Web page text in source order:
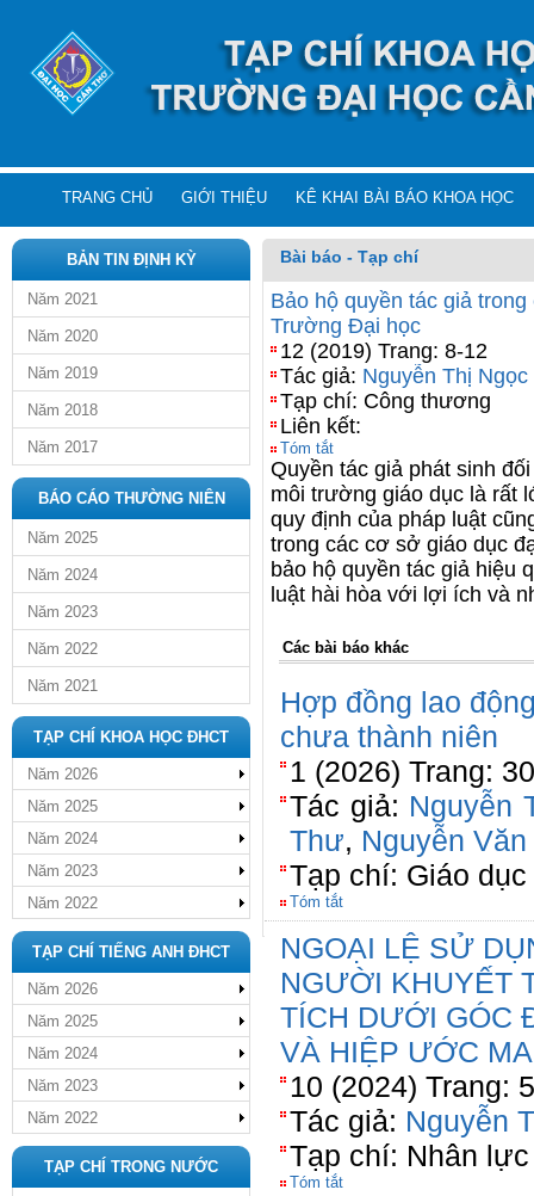
TRANG CHỦ GIỚI THIỆU KÊ KHAI BÀI BÁO KHOA HỌC
BẢN TIN ĐỊNH KỲ
Năm 2021
Năm 2020
Năm 2019
Năm 2018
Năm 2017
BÁO CÁO THƯỜNG NIÊN
Năm 2025
Năm 2024
Năm 2023
Năm 2022
Năm 2021
TẠP CHÍ KHOA HỌC ĐHCT
Năm 2026
Năm 2025
Năm 2024
Năm 2023
Năm 2022
TẠP CHÍ TIẾNG ANH ĐHCT
Năm 2026
Năm 2025
Năm 2024
Năm 2023
Năm 2022
TẠP CHÍ TRONG NƯỚC
Bài báo - Tạp chí
Bảo hộ quyền tác giả
Trường Đại học
12 (2019) Trang: 8-12
Tác giả: Nguyễn Thị Ngọc
Tạp chí: Công thương
Liên kết:
Tóm tắt
Quyền tác giả phát sinh
môi trường giáo dục là rất
quy định của pháp luật
trong các cơ sở giáo dục
bảo hộ quyền tác giả hiệu
luật hài hòa với lợi ích và
Các bài báo khác
Hợp đồng lao
chưa thành niên
1 (2026) Trang:
Tác giả: Nguyễn
Thư, Nguyễn Văn
Tạp chí: Giáo
Tóm tắt
NGOẠI LỆ SỬ
NGƯỜI KHUYẾT
TÍCH DƯỚI GÓC
VÀ HIỆP ƯỚC
10 (2024) Trang:
Tác giả: Nguyễn
Tạp chí: Nhân
Tóm tắt